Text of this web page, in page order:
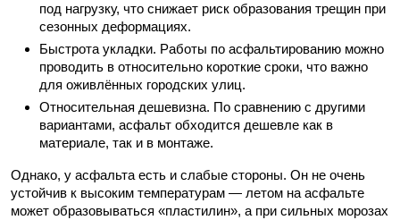
под нагрузку, что снижает риск образования трещин при
сезонных деформациях.
Быстрота укладки. Работы по асфальтированию можно
проводить в относительно короткие сроки, что важно
для оживлённых городских улиц.
Относительная дешевизна. По сравнению с другими
вариантами, асфальт обходится дешевле как в
материале, так и в монтаже.
Однако, у асфальта есть и слабые стороны. Он не очень
устойчив к высоким температурам — летом на асфальте
может образовываться «пластилин», а при сильных морозах